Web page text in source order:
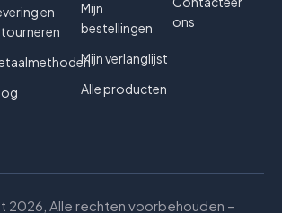
en
Mijn
bestellingen
Mijn verlanglijst
Alle producten
ons
2026, Alle rechten voorbehouden –